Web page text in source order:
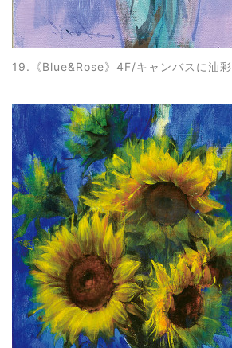
19.《Blue&Rose》4F/キャンバスに油彩